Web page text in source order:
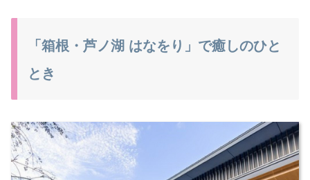
「箱根・芦ノ湖 はなをり」で癒しのひと
とき